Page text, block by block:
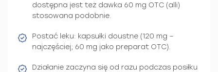
dostępna jest też dawka 60 mg OTC (alli)
stosowana podobnie.
Postać leku: kapsułki doustne (120 mg –
najczęściej; 60 mg jako preparat OTC).
Działanie zaczyna się od razu podczas posiłku